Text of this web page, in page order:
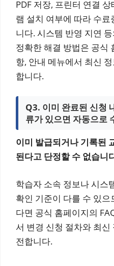
PDF 저장, 프린터 연결
램 설치 여부에 따라 수
니다. 시스템 반영 지연
정확한 해결 방법은 공식
항, 안내 메뉴에서 최신
합니다.
Q3. 이미 완료된 신청
류가 있으면 자동으로
이미 발급되거나 기록된
된다고 단정할 수 없습니
학습자 소속 정보나 시스
확인 기준이 다를 수 있
다면 공식 홈페이지의
서 변경 신청 절차와 최
전합니다.